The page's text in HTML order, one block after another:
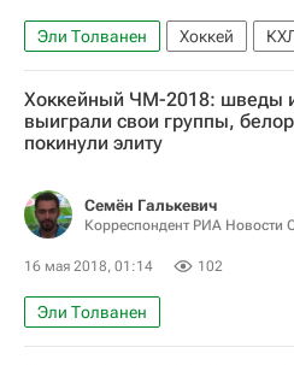
Эли Толванен Хоккей
Национальная хоккейная лига
Йокерит
Нэшвилл Предаторз
Хоккейный ЧМ-2018: шведы
выиграли свои группы,
покинули элиту
Семён Галькевич
Корреспондент РИА Новости
16 мая 2018, 01:14 102
Эли Толванен
Новости - Чемпионат мира по